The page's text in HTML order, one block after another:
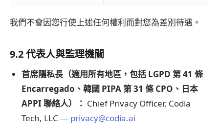
我們不會因您行使上述任何權利而對您為差別待遇。
9.2 代表人與監理機關
首席隱私長（適用所有地區，包括 LGPD 第 41 條
Encarregado、韓國 PIPA 第 31 條 CPO、日本
APPI 聯絡人）： Chief Privacy Officer, Codia
Tech, LLC — privacy@codia.ai